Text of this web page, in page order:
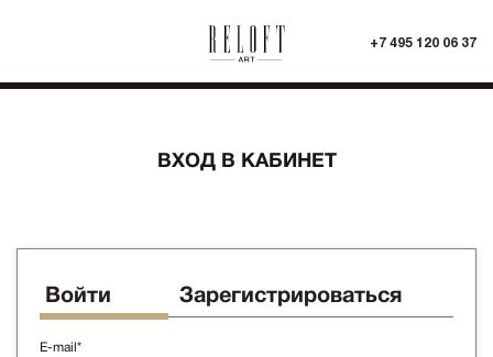
+7 495 120 06 37
ВХОД В КАБИНЕТ
Войти Зарегистрироваться
E-mail*